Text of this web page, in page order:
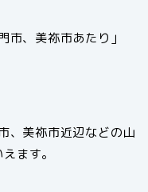
市、美祢市あたり」
、美祢市近辺などの山
ます。